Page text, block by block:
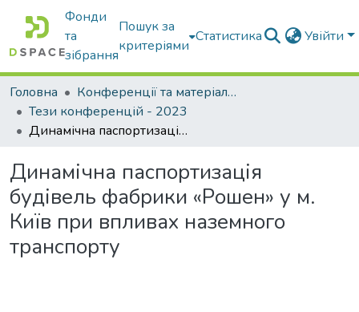
Фонди
та
зібрання
Пошук за
критеріями
Статистика Увійти
Головна
Конференції та матеріали конференцій
Тези конференцій - 2023
Динамічна паспортизація будівель фабрики «Рошен» у м. Київ при впливах наземного транспорту
Динамічна паспортизація
будівель фабрики «Рошен» у м.
Київ при впливах наземного
транспорту